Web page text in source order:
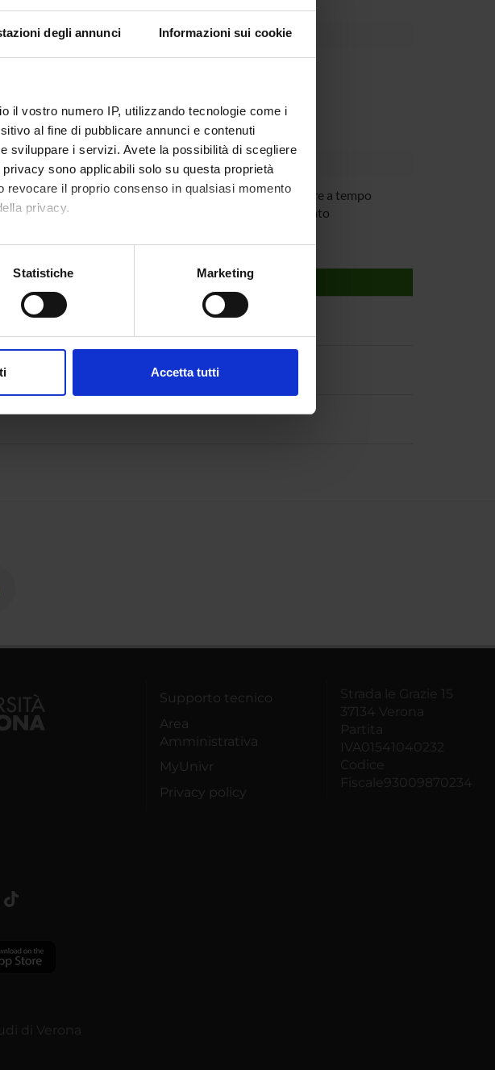
degli annunci Informazioni sui cookie
il vostro numero IP, utilizzando tecnologie come i
al fine di pubblicare annunci e contenuti
sviluppare i servizi. Avete la possibilità di scegliere
sono applicabili solo su questa proprietà
il proprio consenso in qualsiasi momento
privacy.
di qualche metro,
sui cookie.
con altre informazioni che hai fornito loro o
Statistiche Marketing
Accetta tutti
Daniele Meli
Ricercatore a tempo
determinato
Supporto tecnico
Area
Amministrativa
MyUnivr
Privacy policy
Strada le Grazie 15
37134 Verona
Partita
IVA01541040232
Codice
Fiscale93009870234
di Verona